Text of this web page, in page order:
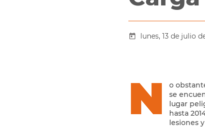
lunes, 13 de julio
N
o
se
lugar
hasta
lesiones